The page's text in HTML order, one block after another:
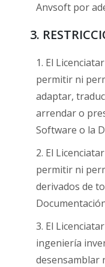
Anvsoft por
3.
1. El
permitir ni
adaptar,
arrendar o
Software o la
2. El
permitir ni
derivados de
3. El
ingeniería
desensamblar